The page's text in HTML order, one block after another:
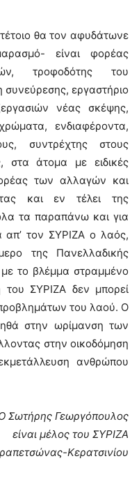
θα τον αφυδάτωνε
είναι φορέας
τροφοδότης του
συνεύρεσης, εργαστήριο
νέας σκέψης,
ενδιαφέροντα,
συντρέχτης στους
στα άτομα με ειδικές
των αλλαγών και
και εν τέλει της
τα παραπάνω και για
τον ΣΥΡΙΖΑ ο λαός,
της Πανελλαδικής
το βλέμμα στραμμένο
ΣΥΡΙΖΑ δεν μπορεί
του λαού. Ο
στην ωρίμανση των
στην οικοδόμηση
ανθρώπου
Σωτήρης Γεωργόπουλος
είναι μέλος του ΣΥΡΙΖΑ
Κερατσινίου